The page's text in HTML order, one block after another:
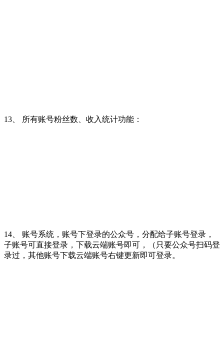
13、 所有账号粉丝数、收入统计功能：
14、 账号系统，账号下登录的公众号，分配给子账号登录，
子账号可直接登录，下载云端账号即可，（只要公众号扫码登
录过，其他账号下载云端账号右键更新即可登录。